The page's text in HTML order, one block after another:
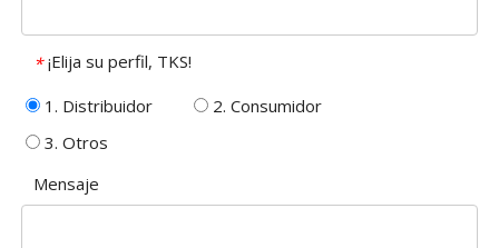
* ¡Elija su perfil, TKS!
1. Distribuidor
2. Consumidor
3. Otros
Mensaje